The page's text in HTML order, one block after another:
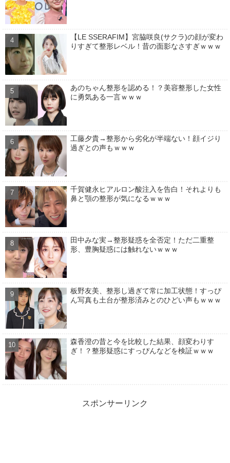
【LE SSERAFIM】宮脇咲良(サクラ)の顔が変わ
りすぎて整形レベル！昔の面影なさすぎｗｗｗ
あのちゃん整形を認める！？美容整形した女性
に勇気ある一言ｗｗｗ
工藤夕貴→整形から劣化が半端ない！顔イジり
過ぎとの声もｗｗｗ
千賀健永ヒアルロン酸注入を告白！それよりも
鼻と顎の整形が気になるｗｗｗ
田中みな実→整形疑惑を全否定！ただ二重整
形、豊胸疑惑には触れないｗｗｗ
板野友美、整形し過ぎて常に加工状態！すっぴ
ん写真も土台が整形済みとのひどい声もｗｗｗ
森香澄の昔と今を比較した結果、顔変わりす
ぎ！？整形疑惑にすっぴんなどを検証ｗｗｗ
スポンサーリンク